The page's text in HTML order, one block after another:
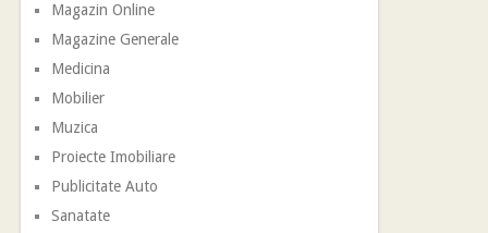
Magazin Online
Magazine Generale
Medicina
Mobilier
Muzica
Proiecte Imobiliare
Publicitate Auto
Sanatate